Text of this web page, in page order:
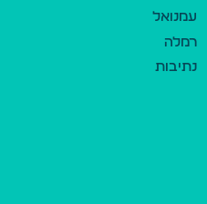
עמנואל
רמלה
נתיבות